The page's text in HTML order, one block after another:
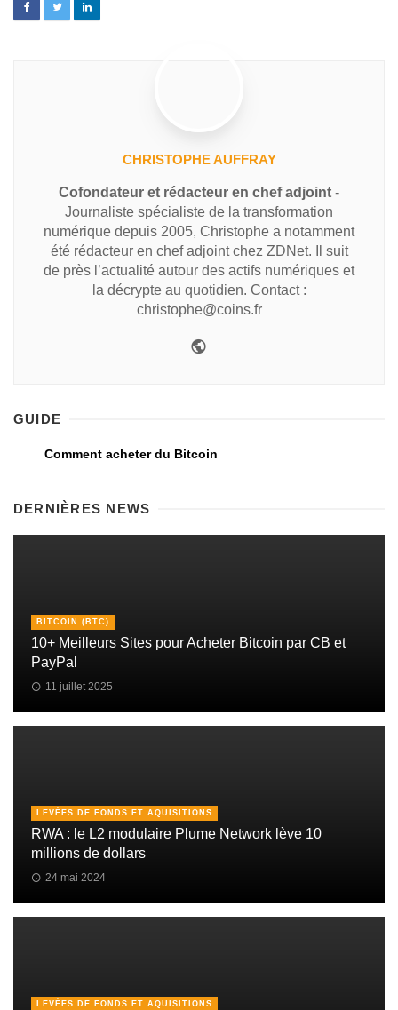
CHRISTOPHE AUFFRAY
Cofondateur et rédacteur en chef adjoint -
Journaliste spécialiste de la transformation
numérique depuis 2005, Christophe a notamment
été rédacteur en chef adjoint chez ZDNet. Il suit
de près l’actualité autour des actifs numériques et
la décrypte au quotidien. Contact :
christophe@coins.fr
GUIDE
Comment acheter du Bitcoin
DERNIÈRES NEWS
BITCOIN (BTC)
10+ Meilleurs Sites pour Acheter Bitcoin par CB et
PayPal
11 juillet 2025
LEVÉES DE FONDS ET AQUISITIONS
RWA : le L2 modulaire Plume Network lève 10
millions de dollars
24 mai 2024
LEVÉES DE FONDS ET AQUISITIONS